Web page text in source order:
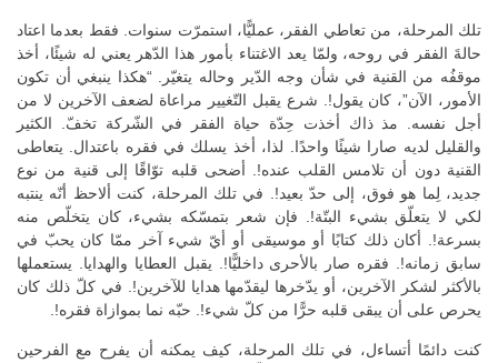
تلك المرحلة، من تعاطي الفقر، عمليًّا، استمرّت سنوات. فقط بعدما اعتاد
حالةَ الفقر في روحه، ولمّا يعد الاغتناء بأمور هذا الدّهر يعني له شيئًا، أخذ
موقفُه من القنية في شأن وجه الدّير وحاله يتغيّر. “هكذا ينبغي أن تكون
الأمور، الآن”، كان يقول!. شرع يقبل التّغيير مراعاة لضعف الآخرين لا من
أجل نفسه. مذ ذاك أخذت حِدّة حياة الفقر في الشّركة تخفّ. الكثير
والقليل لديه صارا شيئًا واحدًا. لذا، أخذ يسلك في فقره باعتدال. يتعاطى
القنية دون أن تلامس القلب عنده!. أضحى قلبه توّاقًا إلى قنية من نوع
جديد، لِما هو فوق، إلى حدّ بعيد!. في تلك المرحلة، كنت ألاحظ أنّه ينتبه
لكي لا يتعلّق بشيء البتّة!. فإن شعر بتمسّكه بشيء، كان يتخلّص منه
بسرعة!. أكان ذلك كتابًا أو موسيقى أو أيّ شيء آخر ممّا كان يحبّ في
سابق زمانه!. فقره صار بالأحرى داخليًّا!. يقبل العطايا والهدايا. يستعملها
بالأكثر لشكر الآخرين، أو يدّخرها ليقدّمها هدايا للآخرين!. في كلّ ذلك كان
يحرص على أن يبقى قلبه حرًّا من كلّ شيء!. حبّه نما بموازاة فقره!.
كنت دائمًا أتساءل، في تلك المرحلة، كيف يمكنه أن يفرح مع الفرحين